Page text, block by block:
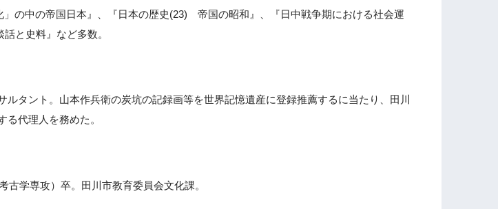
の中の帝国日本』、『日本の歴史(23) 帝国の昭和』、『日中戦争期における社会運
と史料』など多数。
ルタント。山本作兵衛の炭坑の記録画等を世界記憶遺産に登録推薦するに当たり、田川
代理人を務めた。
古学専攻）卒。田川市教育委員会文化課。